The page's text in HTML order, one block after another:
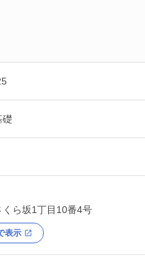
礎
くら坂1丁目10番4号
表示